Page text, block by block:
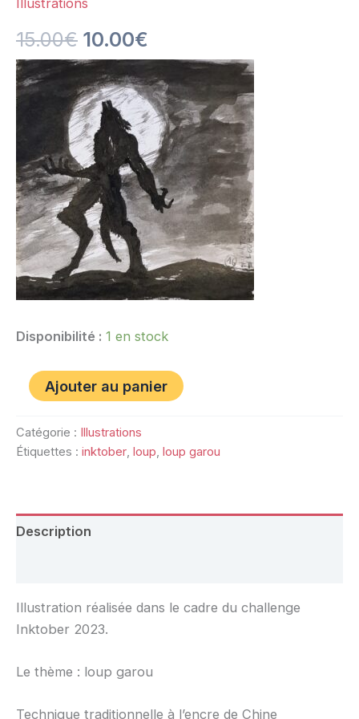
Illustrations
15.00€ 10.00€
Disponibilité : 1 en stock
Ajouter au panier
Catégorie : Illustrations
Étiquettes : inktober, loup, loup garou
Description
Illustration réalisée dans le cadre du challenge
Inktober 2023.
Le thème : loup garou
Technique traditionnelle à l’encre de Chine